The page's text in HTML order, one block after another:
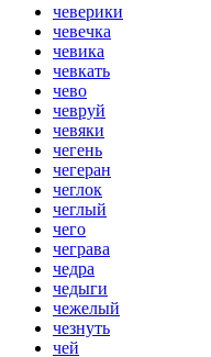
чеверики
чевечка
чевика
чевкать
чево
чевруй
чевяки
чегень
чегеран
чеглок
чеглый
чего
чеграва
чедра
чедыги
чежелый
чезнуть
чей